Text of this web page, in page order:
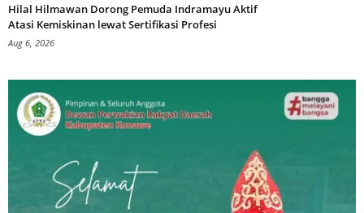
Hilal Hilmawan Dorong Pemuda Indramayu Aktif
Atasi Kemiskinan lewat Sertifikasi Profesi
Aug 6, 2026